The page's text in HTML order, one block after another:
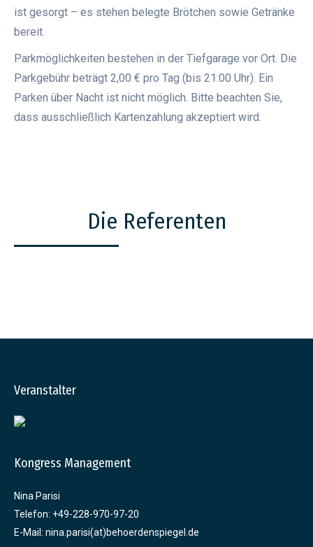
ist gesorgt – es stehen belegte Brötchen sowie Getränke
bereit.
Parkmöglichkeiten bestehen in der Tiefgarage vor Ort. Die
Parkgebühr beträgt 2,00 € pro Tag (bis 21:00 Uhr). Ein
Parken über Nacht ist nicht möglich. Bitte beachten Sie,
dass ausschließlich Kartenzahlung akzeptiert wird.
Die Referenten
Veranstalter
Kongress Management
Nina Parisi
Telefon: +49-228-970-97-20
E-Mail: nina.parisi(at)behoerdenspiegel.de